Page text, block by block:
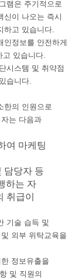
램은 주기적으로
신이 나오는 즉시
하고 있습니다.
인정보를 안전하게
고 있습니다.
시스템 및 취약점
있습니다.
한의 인원으로
자는 다음과
여 마케팅
담당자 등
하는 자
취급이
기술 습득 및
및 외부 위탁교육을
한 정보유출을
및 직원의